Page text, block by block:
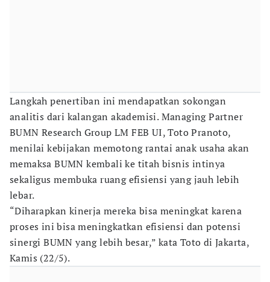
Langkah penertiban ini mendapatkan sokongan
analitis dari kalangan akademisi. Managing Partner
BUMN Research Group LM FEB UI, Toto Pranoto,
menilai kebijakan memotong rantai anak usaha akan
memaksa BUMN kembali ke titah bisnis intinya
sekaligus membuka ruang efisiensi yang jauh lebih
lebar.
“Diharapkan kinerja mereka bisa meningkat karena
proses ini bisa meningkatkan efisiensi dan potensi
sinergi BUMN yang lebih besar,” kata Toto di Jakarta,
Kamis (22/5).